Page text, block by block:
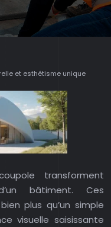
et esthétisme unique
transforment
bâtiment. Ces
plus qu’un simple
visuelle saisissante